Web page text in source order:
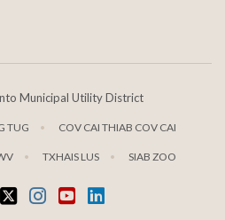
Municipal Utility District
TUG COV CAI THIAB COV CAI
TXHAIS LUS SIAB ZOO
twitterInstagram
youtubeLinkedIn